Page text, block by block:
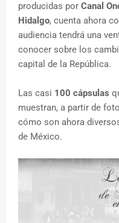
producidas por Canal
Hidalgo, cuenta ahora
audiencia tendrá una
conocer sobre los
capital de la República.
Las casi 100 cápsulas
muestran, a partir de
cómo son ahora
de México.